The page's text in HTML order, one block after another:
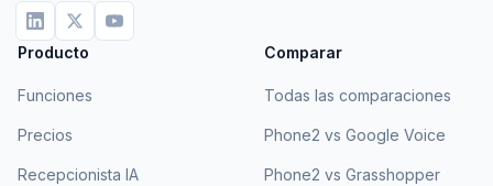
Producto
Funciones
Precios
Recepcionista IA
Comparar
Todas las comparaciones
Phone2 vs Google Voice
Phone2 vs Grasshopper